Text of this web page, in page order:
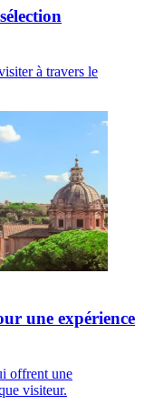
à travers le
une expérience
offrent une
visiteur.